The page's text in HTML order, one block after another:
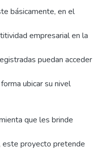
básicamente, en el
empresarial en la
puedan acceder
ubicar su nivel
que les brinde
este proyecto pretende